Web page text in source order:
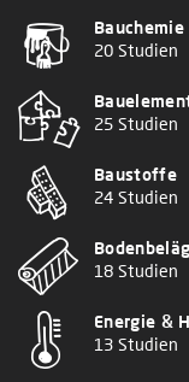
Bauchemie
20 Studien
25 Studien
Baustoffe
24 Studien
18 Studien
Energie &
13 Studien